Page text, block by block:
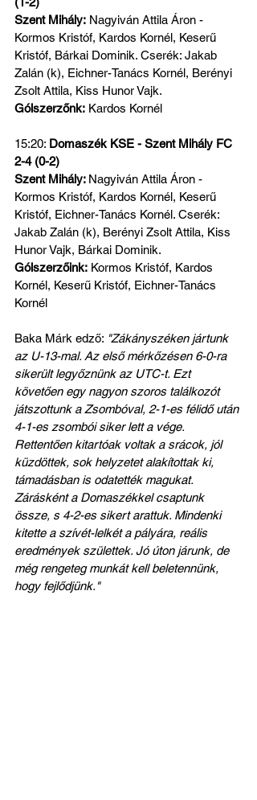
Szent Mihály: Nagyiván Attila Áron -
Kormos Kristóf, Kardos Kornél, Keserű
Kristóf, Bárkai Dominik. Cserék: Jakab
Zalán (k), Eichner-Tanács Kornél, Berényi
Zsolt Attila, Kiss Hunor Vajk.
Gólszerzőnk: Kardos Kornél
15:20: Domaszék KSE - Szent Mihály FC
2-4 (0-2)
Szent Mihály: Nagyiván Attila Áron -
Kormos Kristóf, Kardos Kornél, Keserű
Kristóf, Eichner-Tanács Kornél. Cserék:
Jakab Zalán (k), Berényi Zsolt Attila, Kiss
Hunor Vajk, Bárkai Dominik.
Gólszerzőink: Kormos Kristóf, Kardos
Kornél, Keserű Kristóf, Eichner-Tanács
Kornél
Baka Márk edző: "Zákányszéken jártunk
az U-13-mal. Az első mérkőzésen 6-0-ra
sikerült legyőznünk az UTC-t. Ezt
követően egy nagyon szoros találkozót
játszottunk a Zsombóval, 2-1-es félidő után
4-1-es zsombói siker lett a vége.
Rettentően kitartóak voltak a srácok, jól
küzdöttek, sok helyzetet alakítottak ki,
támadásban is odatették magukat.
Zárásként a Domaszékkel csaptunk
össze, s 4-2-es sikert arattuk. Mindenki
kitette a szívét-lelkét a pályára, reális
eredmények születtek. Jó úton járunk, de
még rengeteg munkát kell beletennünk,
hogy fejlődjünk."